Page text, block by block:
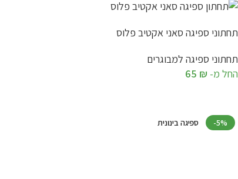
-5% ספיגה בינונית
תחתוני ספיגה סאני אקטיב פלוס
תחתוני ספיגה למבוגרים
החל מ-
65 ₪